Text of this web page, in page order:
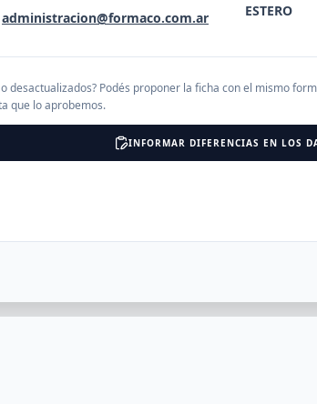
administracion@formaco.com.ar
ESTERO
desactualizados? Podés proponer la ficha con el mismo
que lo aprobemos.
INFORMAR DIFERENCIAS EN LOS